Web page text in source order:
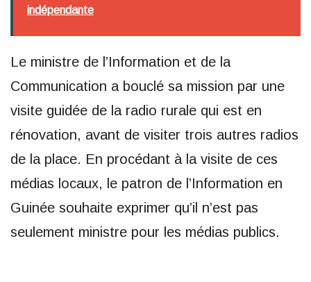
indépendante
Le ministre de l’Information et de la
Communication a bouclé sa mission par une
visite guidée de la radio rurale qui est en
rénovation, avant de visiter trois autres radios
de la place. En procédant à la visite de ces
médias locaux, le patron de l’Information en
Guinée souhaite exprimer qu’il n’est pas
seulement ministre pour les médias publics.